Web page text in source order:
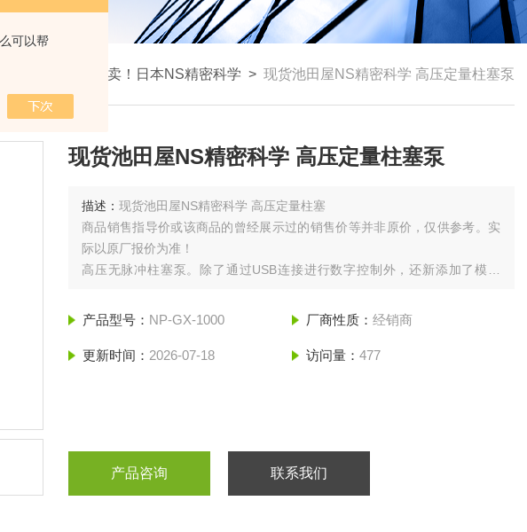
可以帮
热卖！日本NS精密科学 > 现货池田屋NS精密科学 高压定量柱塞泵
现货池田屋NS精密科学 高压定量柱塞泵
描述：现货池田屋NS精密科学 高压定量柱塞
商品销售指导价或该商品的曾经展示过的销售价等并非原价，仅供参考。实
际以原厂报价为准！
高压无脉冲柱塞泵。除了通过USB连接进行数字控制外，还新添加了模拟
数字。 LED流量显示明亮，在保持传统流量调节的易用性的同时，我们的设
产品型号： NP-GX-1000 厂商性质： 经销商
更新时间： 2026-07-18 访问量： 477
产品咨询 联系我们